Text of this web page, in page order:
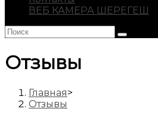
ВЕБ КАМЕРА ШЕРЕГЕШ
Отзывы
Главная>
Отзывы